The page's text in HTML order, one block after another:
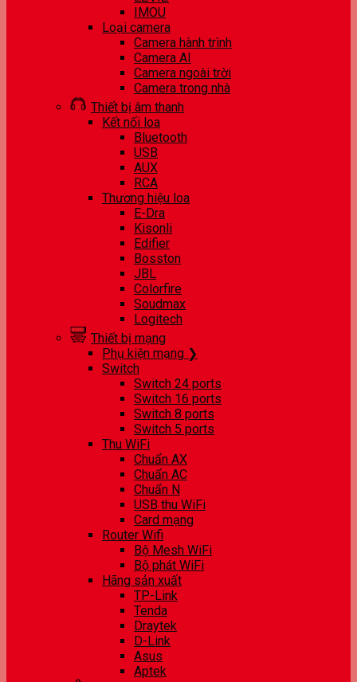
IMOU
Loại camera
Camera hành trình
Camera AI
Camera ngoài trời
Camera trong nhà
Thiết bị âm thanh
Kết nối loa
Bluetooth
USB
AUX
RCA
Thương hiệu loa
E-Dra
Kisonli
Edifier
Bosston
JBL
Colorfire
Soudmax
Logitech
Thiết bị mạng
Phụ kiện mạng ❯
Switch
Switch 24 ports
Switch 16 ports
Switch 8 ports
Switch 5 ports
Thu WiFi
Chuẩn AX
Chuẩn AC
Chuẩn N
USB thu WiFi
Card mạng
Router Wifi
Bộ Mesh WiFi
Bộ phát WiFi
Hãng sản xuất
TP-Link
Tenda
Draytek
D-Link
Asus
Aptek